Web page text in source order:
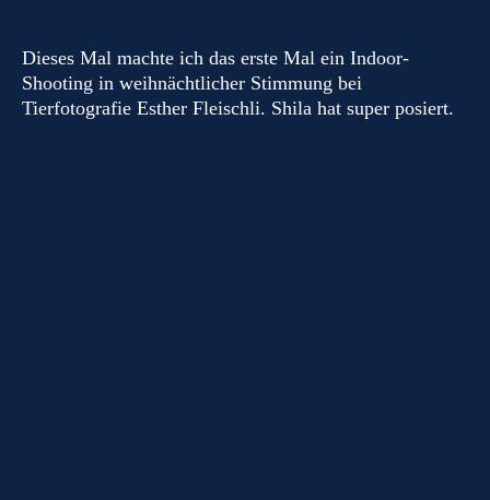
Dieses Mal machte ich das erste Mal ein Indoor-
Shooting in weihnächtlicher Stimmung bei
Tierfotografie Esther Fleischli. Shila hat super posiert.